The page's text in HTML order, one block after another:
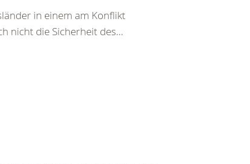
in einem am Konflikt
nicht die Sicherheit des...